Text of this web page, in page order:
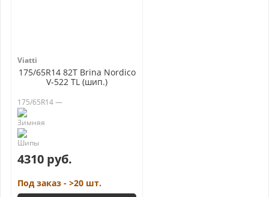
Viatti
175/65R14 82T Brina Nordico
V-522 TL (шип.)
175/65R14 —
4310 руб.
Под заказ - >20 шт.